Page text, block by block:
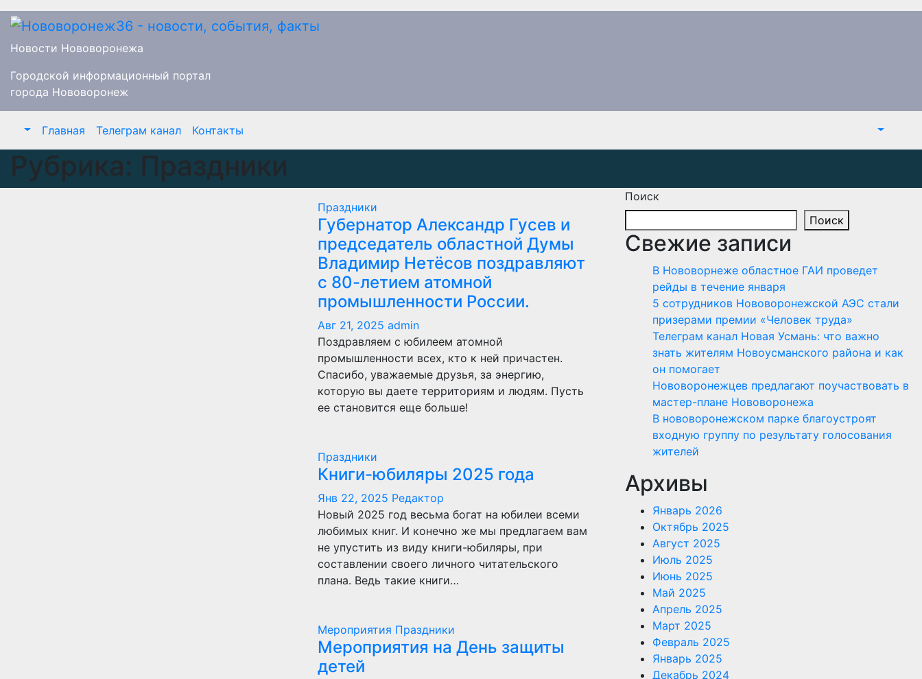
Перейти
содержимому
Новости Нововоронежа
Городской информационный портал
города Нововоронеж
Главная Телеграм канал Контакты
Рубрика: Праздники
Праздники
Губернатор Александр Гусев и
председатель областной Думы
Владимир Нетёсов поздравляют
с 80-летием атомной
промышленности России.
Авг 21, 2025 admin
Поздравляем с юбилеем атомной
промышленности всех, кто к ней причастен.
Спасибо, уважаемые друзья, за энергию,
которую вы даете территориям и людям. Пусть
ее становится еще больше!
Праздники
Книги-юбиляры 2025 года
Янв 22, 2025 Редактор
Новый 2025 год весьма богат на юбилеи всеми
любимых книг. И конечно же мы предлагаем вам
не упустить из виду книги-юбиляры, при
составлении своего личного читательского
плана. Ведь такие книги…
Мероприятия Праздники
Мероприятия на День защиты
детей
Поиск
Поиск
Свежие записи
В Нововорнеже областное ГАИ проведет
рейды в течение января
5 сотрудников Нововоронежской АЭС стали
призерами премии «Человек труда»
Телеграм канал Новая Усмань: что важно
знать жителям Новоусманского района и как
он помогает
Нововоронежцев предлагают поучаствовать в
мастер-плане Нововоронежа
В нововоронежском парке благоустроят
входную группу по результату голосования
жителей
Архивы
Январь 2026
Октябрь 2025
Август 2025
Июль 2025
Июнь 2025
Май 2025
Апрель 2025
Март 2025
Февраль 2025
Январь 2025
Декабрь 2024